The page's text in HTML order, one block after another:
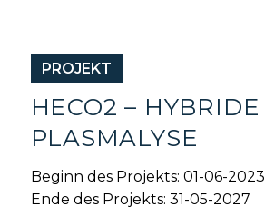
PROJEKT
HECO2 – HYBRIDE
PLASMALYSE
Beginn des Projekts: 01-06-2023
Ende des Projekts: 31-05-2027